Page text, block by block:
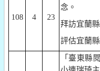
108 4 23
念。
拜訪宜蘭
評估宜蘭
「臺東縣